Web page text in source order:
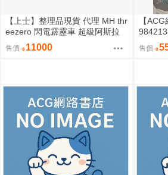
【上士】整理品現貨 代理 MH thr
eezero 閃電霹靂車 超級阿斯拉
完全變形 無壓克力盒 請詳閱內文
售價 11000
【
す絵日
ONARY
售價